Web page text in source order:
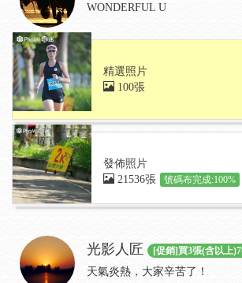
WONDERFUL U
精選照片
100張
發佈照片
21536張
號碼布完成:100%
光影人匠 [促銷]買3張(含以上
天氣炎熱，大家辛苦了！